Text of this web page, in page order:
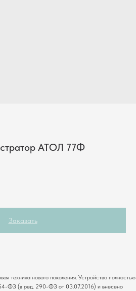
АТОЛ 77Ф
Заказать
техника нового поколения. Устройство полностью
54-ФЗ (в ред. 290-ФЗ от 03.07.2016) и внесено